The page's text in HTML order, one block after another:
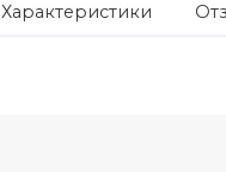
Характеристики